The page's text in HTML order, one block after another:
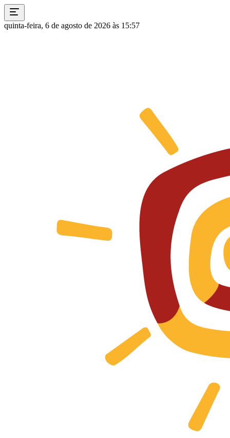
quinta-feira, 6 de agosto de 2026 às 15:57